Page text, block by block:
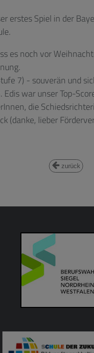
erstes Spiel in der
es noch vor
7) - souverän und
war unser Top-
die
(danke, lieber
zurück